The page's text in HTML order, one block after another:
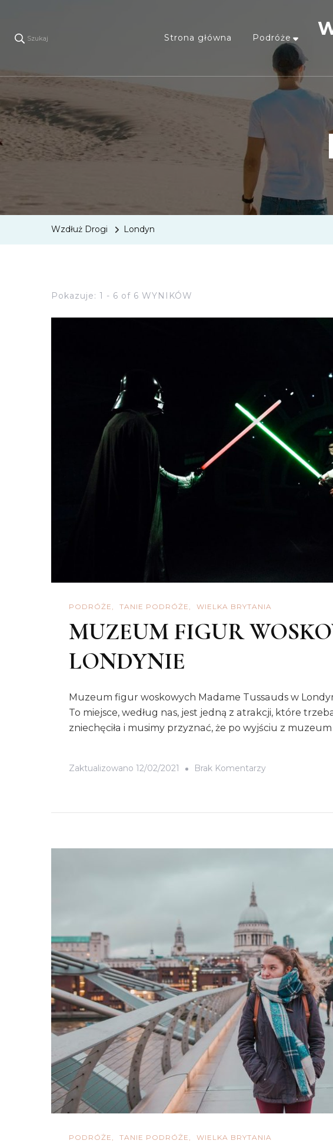
Szukaj Strona główna Podróże
Wzdłuż Drogi Londyn
Pokazuje: 1 - 6 of 6 WYNIKÓW
PODRÓŻE TANIE PODRÓŻE WIELKA BRYTANIA
MUZEUM FIGUR
LONDYNIE
Muzeum figur woskowych Madame Tussauds w
To miejsce, według nas, jest jedną z atrakcji, które
zniechęciła i musimy przyznać, że po wyjściu z
Zaktualizowano 12/02/2021 Brak KomentarzyDo
PODRÓŻE TANIE PODRÓŻE WIELKA BRYTANIA